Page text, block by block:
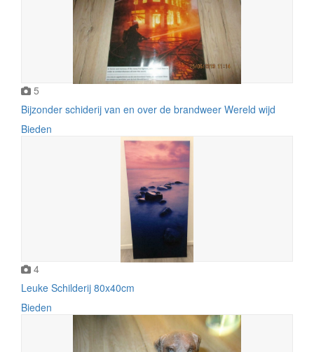
5
Bijzonder schiderij van en over de brandweer Wereld wijd
Bieden
4
Leuke Schilderij 80x40cm
Bieden